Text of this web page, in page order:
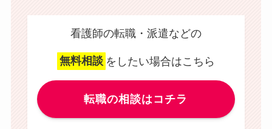
看護師の転職・派遣などの
無料相談 をしたい場合はこちら
転職の相談はコチラ